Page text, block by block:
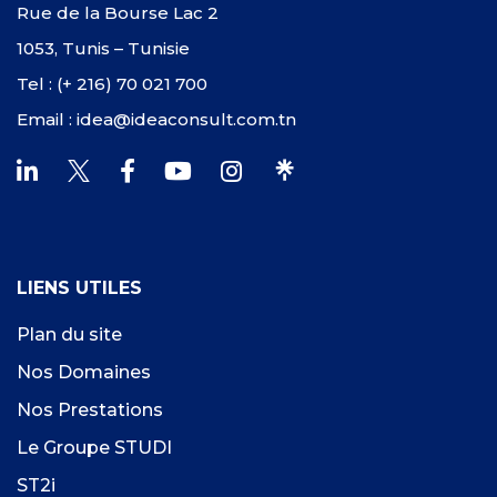
Rue de la Bourse Lac 2
1053, Tunis – Tunisie
Tel : (+ 216) 70 021 700
Email : idea@ideaconsult.com.tn
LIENS UTILES
Plan du site
Nos Domaines
Nos Prestations
Le Groupe STUDI
ST2i